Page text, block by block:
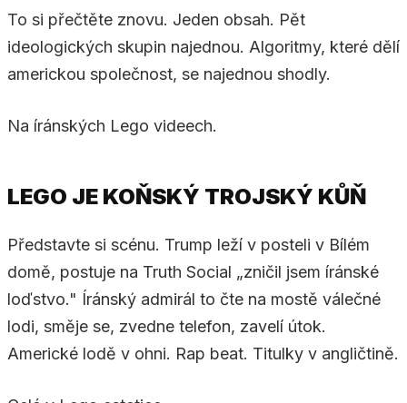
To si přečtěte znovu. Jeden obsah. Pět
ideologických skupin najednou. Algoritmy, které dělí
americkou společnost, se najednou shodly.
Na íránských Lego videech.
LEGO JE KOŇSKÝ TROJSKÝ KŮŇ
Představte si scénu. Trump leží v posteli v Bílém
domě, postuje na Truth Social „zničil jsem íránské
loďstvo." Íránský admirál to čte na mostě válečné
lodi, směje se, zvedne telefon, zavelí útok.
Americké lodě v ohni. Rap beat. Titulky v angličtině.